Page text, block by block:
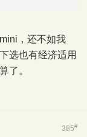
，还不如我
选也有经济适用
了。
385#